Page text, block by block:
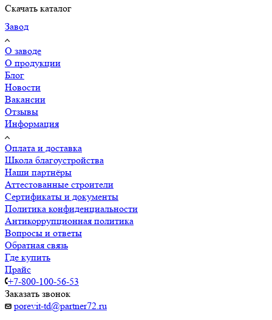
Скачать каталог
Завод
О заводе
О продукции
Блог
Новости
Вакансии
Отзывы
Информация
Оплата и доставка
Школа благоустройства
Наши партнёры
Аттестованные строители
Сертификаты и документы
Политика конфиденциальности
Антикоррупционная политика
Вопросы и ответы
Обратная связь
Где купить
Прайс
+7-800-100-56-53
Заказать звонок
porevit-td@partner72.ru